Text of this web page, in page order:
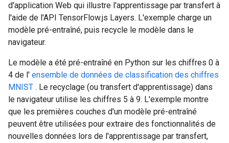
d'application Web qui illustre l'apprentissage par transfert à
l'aide de l'API TensorFlow.js Layers. L'exemple charge un
modèle pré-entraîné, puis recycle le modèle dans le
navigateur.
Le modèle a été pré-entraîné en Python sur les chiffres 0 à
4 de l' ensemble de données de classification des chiffres
MNIST . Le recyclage (ou transfert d'apprentissage) dans
le navigateur utilise les chiffres 5 à 9. L'exemple montre
que les premières couches d'un modèle pré-entraîné
peuvent être utilisées pour extraire des fonctionnalités de
nouvelles données lors de l'apprentissage par transfert,